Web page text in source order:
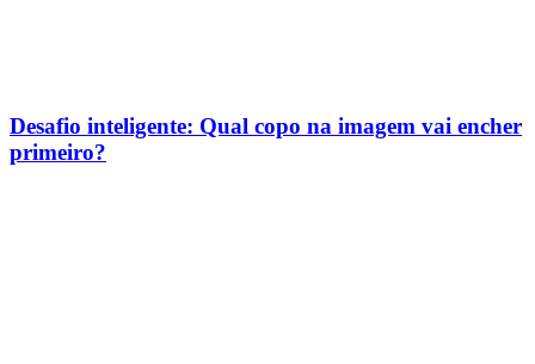
Desafio inteligente: Qual copo na imagem vai encher
primeiro?